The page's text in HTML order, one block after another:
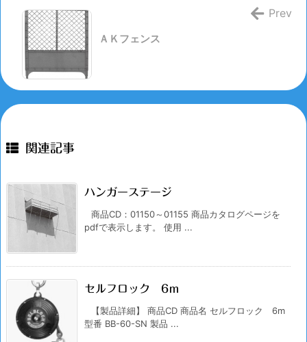
ＡＫフェンス
Prev
関連記事
ハンガーステージ
商品CD：01150～01155 商品カタログページを
pdfで表示します。 使用 ...
セルフロック 6ｍ
【製品詳細】 商品CD 商品名 セルフロック 6m
型番 BB-60-SN 製品 ...